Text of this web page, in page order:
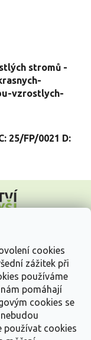
cookies
zážitek při
používáme
pomáhají
cookies se
používat cookies
stromů -
vzrostlych-
25/FP/0021 D: